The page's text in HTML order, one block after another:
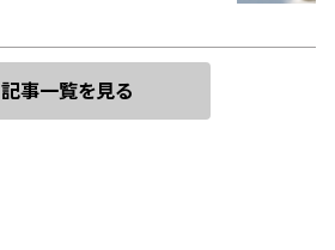
記事一覧を見る